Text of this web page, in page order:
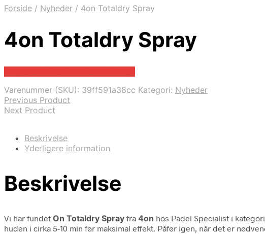
Forside / Nyheder / 4on Totaldry Spray
4on Totaldry Spray
Varenummer (SKU): 39ff591a38cc Kategori: Nyheder
Previous Product
Next Product
Beskrivelse
Yderligere information
Beskrivelse
Vi har fundet On Totaldry Spray fra 4on hos Padel Specialist i
huden i cirka 5-10 min før maksimal effekt. Påfør igen, når det er